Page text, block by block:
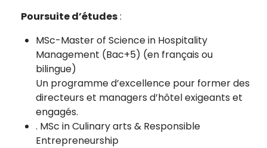
Poursuite d’études:
MSc-Master of Science in Hospitality
Management (Bac+5) (en français ou
bilingue)
Un programme d’excellence pour former des
directeurs et managers d’hôtel exigeants et
engagés.
. MSc in Culinary arts & Responsible
Entrepreneurship